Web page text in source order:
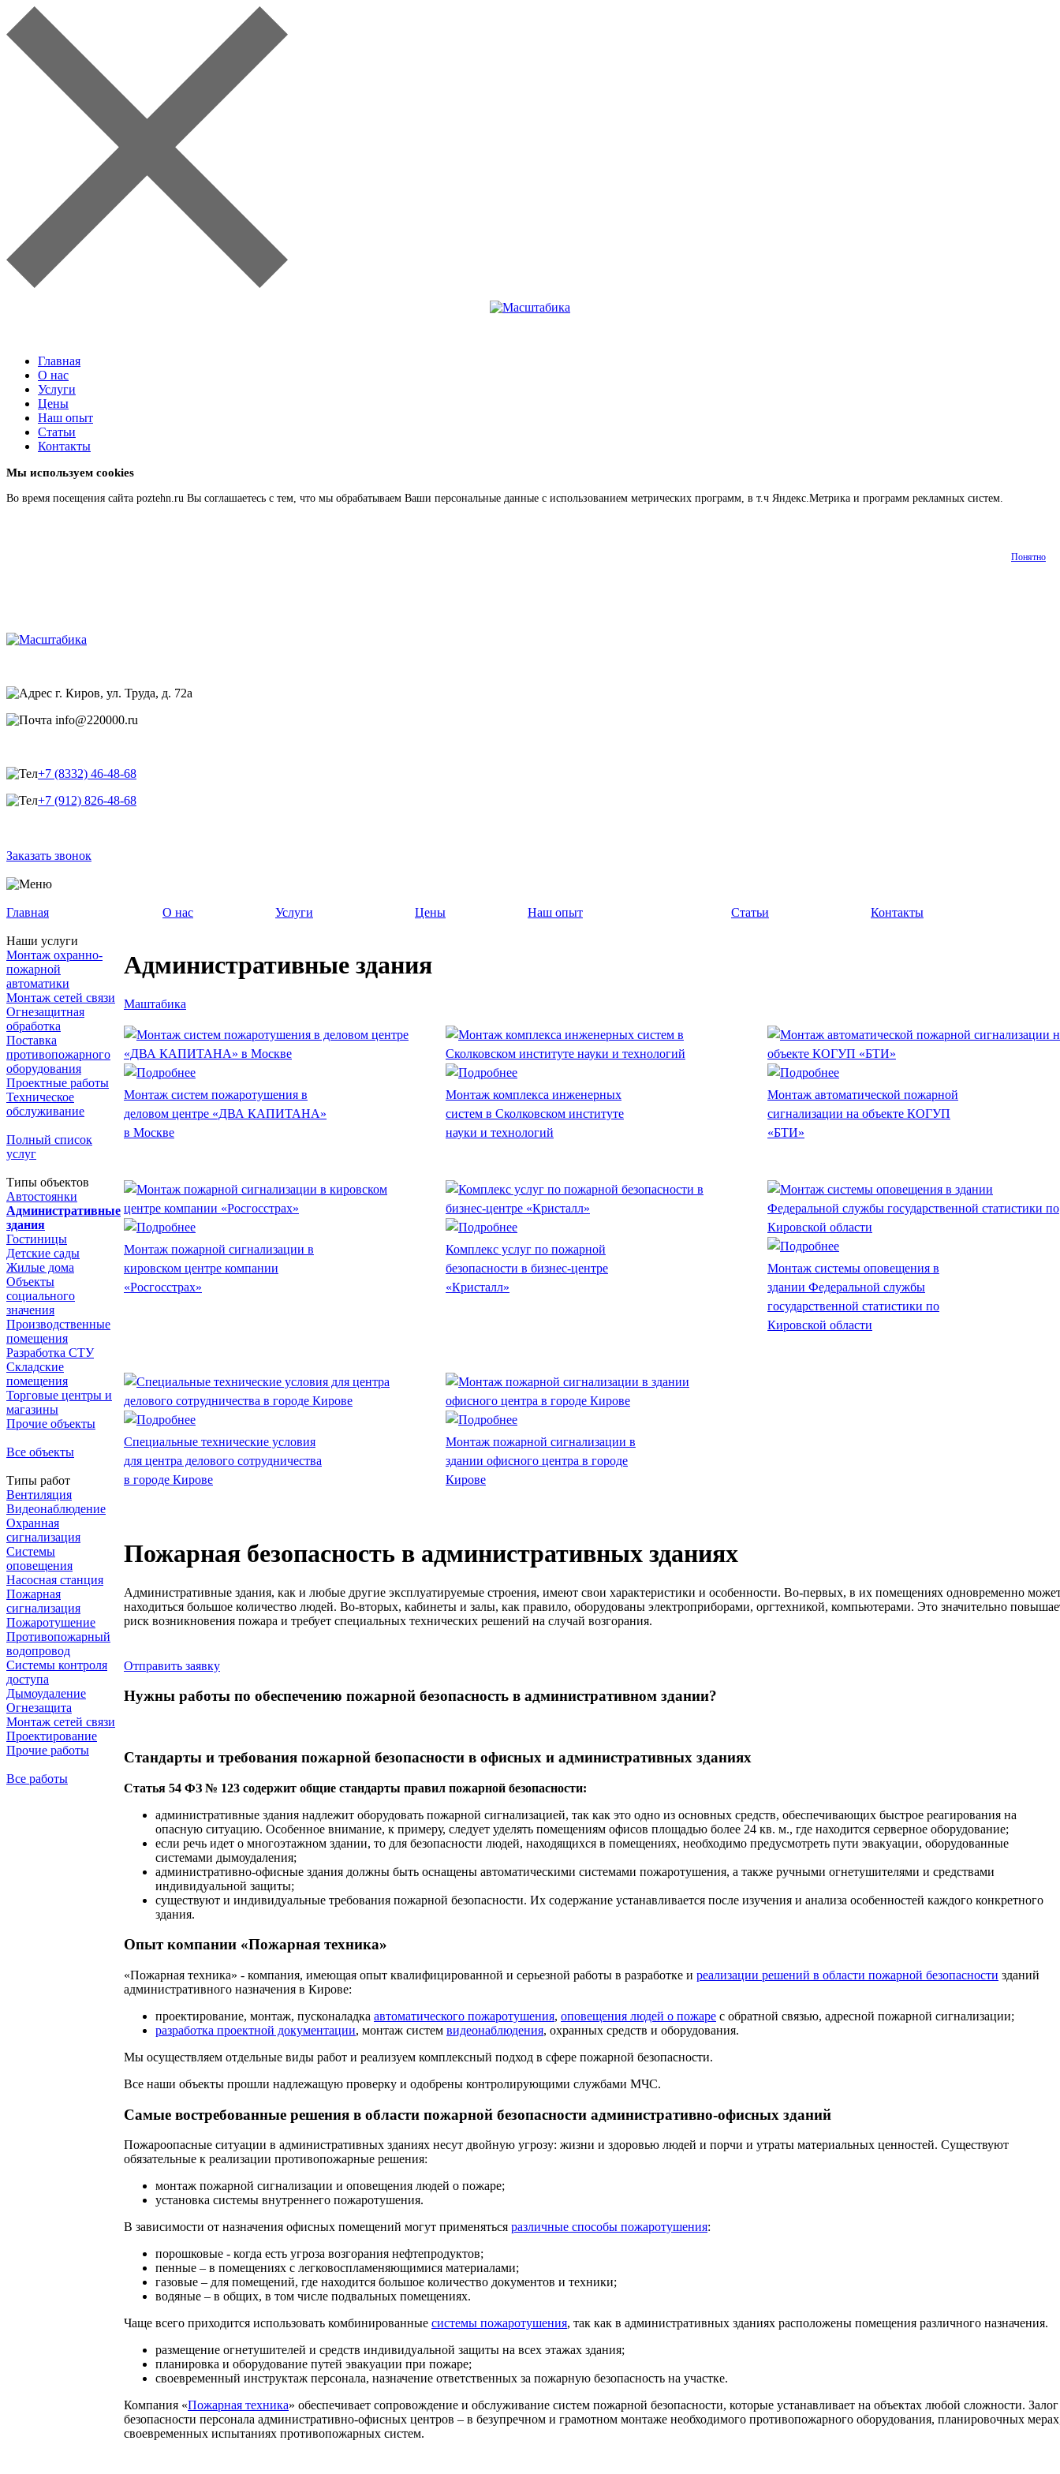
Главная
О нас
Услуги
Цены
Наш опыт
Статьи
Контакты
Мы используем cookies
Во время посещения сайта poztehn.ru Вы соглашаетесь с тем, что мы обрабатываем Ваши персональные данные с использованием метрических программ, в т.ч Яндекс.Метрика и программ рекламных систем.
Понятно
г. Киров, ул. Труда, д. 72а
info@220000.ru
+7 (8332) 46-48-68
+7 (912) 826-48-68
Заказать звонок
Главная О нас Услуги Цены Наш опыт Статьи Контакты
Наши услуги
Монтаж охранно-
пожарной
автоматики
Монтаж сетей связи
Огнезащитная
обработка
Поставка
противопожарного
оборудования
Проектные работы
Техническое
обслуживание
Полный список
услуг
Типы объектов
Автостоянки
Административные
здания
Гостиницы
Детские сады
Жилые дома
Объекты
социального
значения
Производственные
помещения
Разработка СТУ
Складские
помещения
Торговые центры и
магазины
Прочие объекты
Все объекты
Типы работ
Вентиляция
Видеонаблюдение
Охранная
сигнализация
Системы
оповещения
Насосная станция
Пожарная
сигнализация
Пожаротушение
Противопожарный
водопровод
Системы контроля
доступа
Дымоудаление
Огнезащита
Монтаж сетей связи
Проектирование
Прочие работы
Все работы
Административные здания
Маштабика
Монтаж систем пожаротушения в
деловом центре «ДВА КАПИТАНА»
в Москве
Монтаж комплекса инженерных
систем в Сколковском институте
науки и технологий
Монтаж автоматической пожарной
сигнализации на объекте КОГУП
«БТИ»
Монтаж пожарной сигнализации в
кировском центре компании
«Росгосстрах»
Комплекс услуг по пожарной
безопасности в бизнес-центре
«Кристалл»
Монтаж системы оповещения в
здании Федеральной службы
государственной статистики по
Кировской области
Специальные технические условия
для центра делового сотрудничества
в городе Кирове
Монтаж пожарной сигнализации в
здании офисного центра в городе
Кирове
Пожарная безопасность в административных зданиях
Административные здания, как и любые другие эксплуатируемые строения, имеют свои характеристики и особенности. Во-первых, в их помещениях одновременно
находиться большое количество людей. Во-вторых, кабинеты и залы, как правило, оборудованы электроприборами, оргтехникой, компьютерами. Это значительно
риск возникновения пожара и требует специальных технических решений на случай возгорания.
Отправить заявку
Нужны работы по обеспечению пожарной безопасность в административном здании?
Стандарты и требования пожарной безопасности в офисных и административных зданиях
Статья 54 ФЗ № 123 содержит общие стандарты правил пожарной безопасности:
административные здания надлежит оборудовать пожарной сигнализацией, так как это одно из основных средств, обеспечивающих быстрое реагирования на
опасную ситуацию. Особенное внимание, к примеру, следует уделять помещениям офисов площадью более 24 кв. м., где находится серверное оборудование;
если речь идет о многоэтажном здании, то для безопасности людей, находящихся в помещениях, необходимо предусмотреть пути эвакуации, оборудованные
системами дымоудаления;
административно-офисные здания должны быть оснащены автоматическими системами пожаротушения, а также ручными огнетушителями и средствами
индивидуальной защиты;
существуют и индивидуальные требования пожарной безопасности. Их содержание устанавливается после изучения и анализа особенностей каждого конкретного
здания.
Опыт компании «Пожарная техника»
«Пожарная техника» - компания, имеющая опыт квалифицированной и серьезной работы в разработке и реализации решений в области пожарной безопасности зданий
административного назначения в Кирове:
проектирование, монтаж, пусконаладка автоматического пожаротушения, оповещения людей о пожаре с обратной связью, адресной пожарной сигнализации;
разработка проектной документации, монтаж систем видеонаблюдения, охранных средств и оборудования.
Мы осуществляем отдельные виды работ и реализуем комплексный подход в сфере пожарной безопасности.
Все наши объекты прошли надлежащую проверку и одобрены контролирующими службами МЧС.
Самые востребованные решения в области пожарной безопасности административно-офисных зданий
Пожароопасные ситуации в административных зданиях несут двойную угрозу: жизни и здоровью людей и порчи и утраты материальных ценностей. Существуют
обязательные к реализации противопожарные решения:
монтаж пожарной сигнализации и оповещения людей о пожаре;
установка системы внутреннего пожаротушения.
В зависимости от назначения офисных помещений могут применяться различные способы пожаротушения:
порошковые - когда есть угроза возгорания нефтепродуктов;
пенные – в помещениях с легковоспламеняющимися материалами;
газовые – для помещений, где находится большое количество документов и техники;
водяные – в общих, в том числе подвальных помещениях.
Чаще всего приходится использовать комбинированные системы пожаротушения, так как в административных зданиях расположены помещения различного назначения.
размещение огнетушителей и средств индивидуальной защиты на всех этажах здания;
планировка и оборудование путей эвакуации при пожаре;
своевременный инструктаж персонала, назначение ответственных за пожарную безопасность на участке.
Компания «Пожарная техника» обеспечивает сопровождение и обслуживание систем пожарной безопасности, которые устанавливает на объектах любой сложности. Залог
безопасности персонала административно-офисных центров – в безупречном и грамотном монтаже необходимого противопожарного оборудования, планировочных
своевременных испытаниях противопожарных систем.